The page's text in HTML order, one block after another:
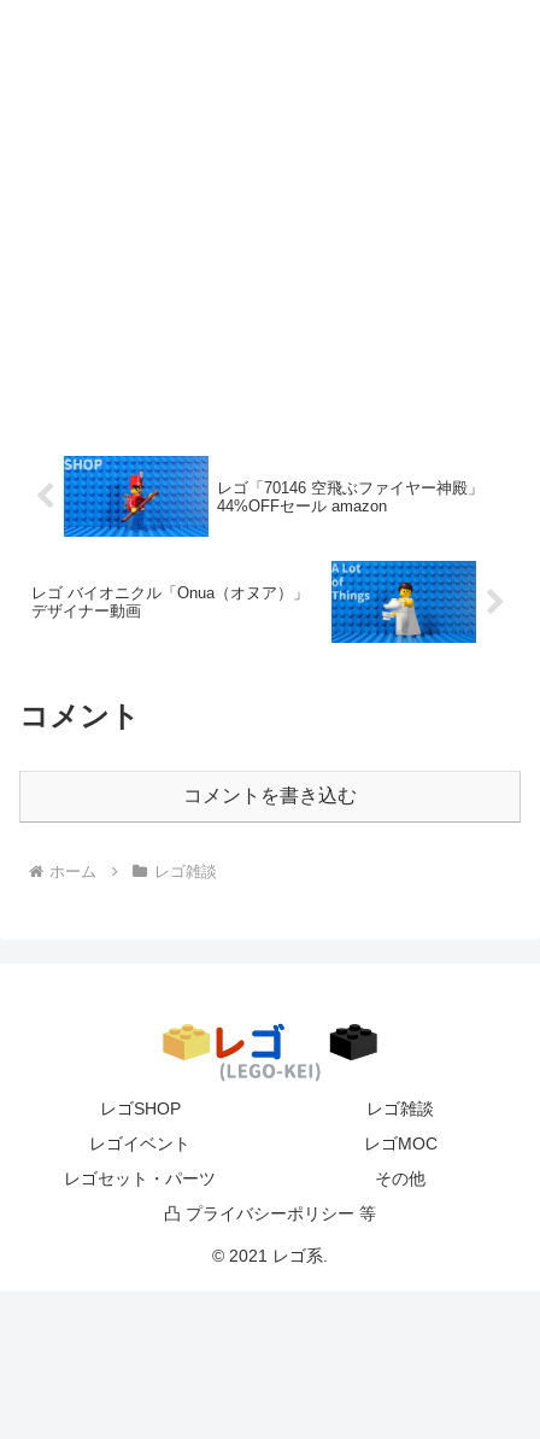
レゴ「70146 空飛ぶファイヤー神殿」
44%OFFセール amazon
レゴ バイオニクル「Onua（オヌア）」
デザイナー動画
コメント
コメントを書き込む
ホーム レゴ雑談
レゴSHOP
レゴ雑談
レゴイベント
レゴMOC
レゴセット・パーツ
その他
凸 プライバシーポリシー 等
© 2021 レゴ系.